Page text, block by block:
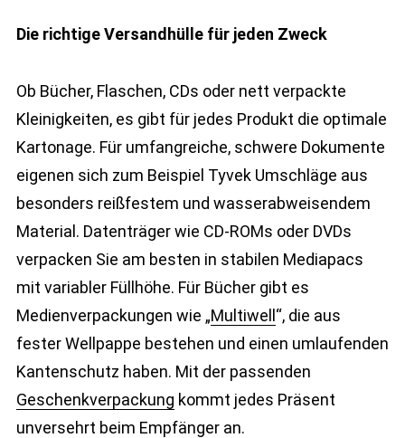
Die richtige Versandhülle für jeden Zweck
Ob Bücher, Flaschen, CDs oder nett verpackte
Kleinigkeiten, es gibt für jedes Produkt die optimale
Kartonage. Für umfangreiche, schwere Dokumente
eigenen sich zum Beispiel Tyvek Umschläge aus
besonders reißfestem und wasserabweisendem
Material. Datenträger wie CD-ROMs oder DVDs
verpacken Sie am besten in stabilen Mediapacs
mit variabler Füllhöhe. Für Bücher gibt es
Medienverpackungen wie „Multiwell “, die aus
fester Wellpappe bestehen und einen umlaufenden
Kantenschutz haben. Mit der passenden
Geschenkverpackung kommt jedes Präsent
unversehrt beim Empfänger an.